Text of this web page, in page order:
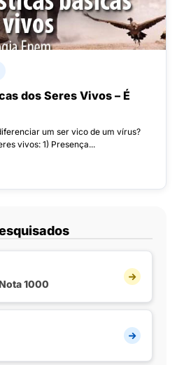
dos Seres Vivos – É
um ser vico de um vírus?
vivos: 1) Presença...
1000